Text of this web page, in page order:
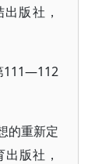
版社，
111—112
的重新定
版社，